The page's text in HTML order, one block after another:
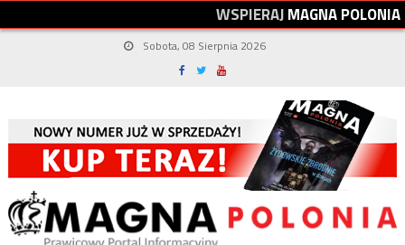
WSPIERAJMAGNAPOLONIA
Sobota, 08 Sierpnia 2026